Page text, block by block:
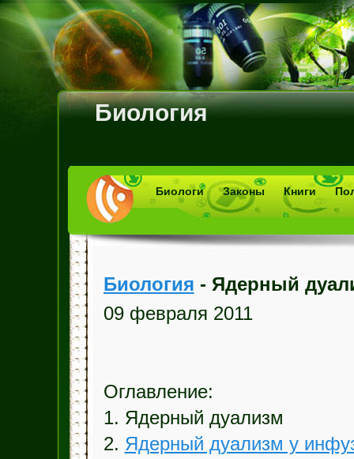
Биология
Биологи Законы Книги
Биология - Ядерный
09 февраля 2011
Оглавление:
1. Ядерный дуализм
2. Ядерный дуализм у